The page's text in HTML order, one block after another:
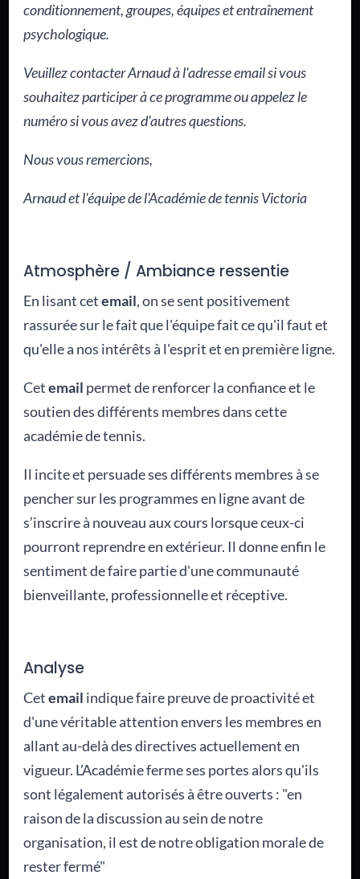
conditionnement, groupes, équipes et entraînement
psychologique.
Veuillez contacter Arnaud à l'adresse email si vous
souhaitez participer à ce programme ou appelez le
numéro si vous avez d'autres questions.
Nous vous remercions,
Arnaud et l'équipe de l'Académie de tennis Victoria
Atmosphère / Ambiance ressentie
En lisant cetemail, on se sent positivement
rassurée sur le fait que l'équipe fait ce qu'il faut et
qu'elle a nos intérêts à l'esprit et en première ligne.
Cetemail permet de renforcer la confiance et le
soutien des différents membres dans cette
académie de tennis.
Il incite et persuade ses différents membres à se
pencher sur les programmes en ligne avant de
s’inscrire à nouveau aux cours lorsque ceux-ci
pourront reprendre en extérieur. Il donne enfin le
sentiment de faire partie d'une communauté
bienveillante, professionnelle et réceptive.
Analyse
Cetemail indique faire preuve de proactivité et
d'une véritable attention envers les membres en
allant au-delà des directives actuellement en
vigueur. L’Académie ferme ses portes alors qu'ils
sont légalement autorisés à être ouverts : "en
raison de la discussion au sein de notre
organisation, il est de notre obligation morale de
rester fermé"